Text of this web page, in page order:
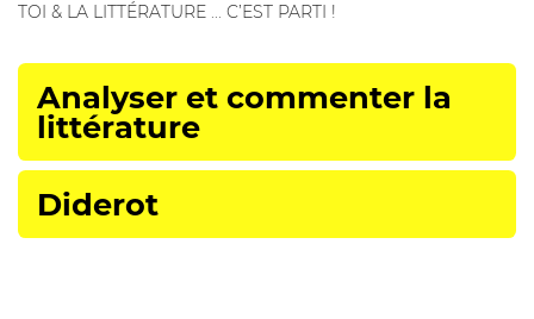
TOI & LA LITTÉRATURE ... C’EST PARTI !
Analyser et commenter la
littérature
Diderot